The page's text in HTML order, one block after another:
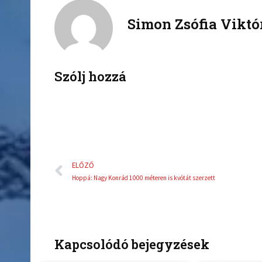
b
t
t
Simon Zsófia
Szólj hozzá
Előző
ELŐZŐ
Hoppá: Nagy Konrád 1000 méteren is kvótát szerzett
Kapcsolódó bejegyzések